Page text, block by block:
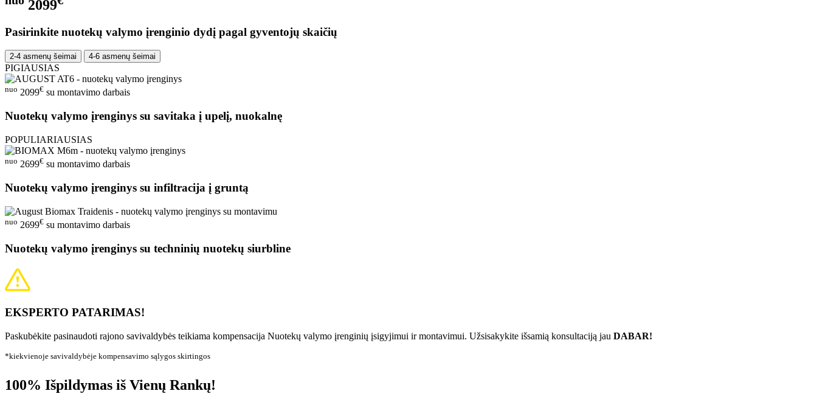
2099
Pasirinkite nuotekų valymo įrenginio dydį pagal gyventojų skaičių
2-4 asmenų šeimai 4-6 asmenų šeimai
PIGIAUSIAS
nuo 2099€ su montavimo darbais
Nuotekų valymo įrenginys su savitaka į upelį, nuokalnę
POPULIARIAUSIAS
nuo 2699€ su montavimo darbais
Nuotekų valymo įrenginys su infiltracija į gruntą
nuo 2699€ su montavimo darbais
Nuotekų valymo įrenginys su techninių nuotekų siurbline
EKSPERTO PATARIMAS!
Paskubėkite pasinaudoti rajono savivaldybės teikiama kompensacija Nuotekų valymo įrenginių įsigyjimui ir montavimui. Užsisakykite išsamią konsultaciją jau DABAR!
*kiekvienoje savivaldybėje kompensavimo sąlygos skirtingos
100% Išpildymas iš Vienų Rankų!